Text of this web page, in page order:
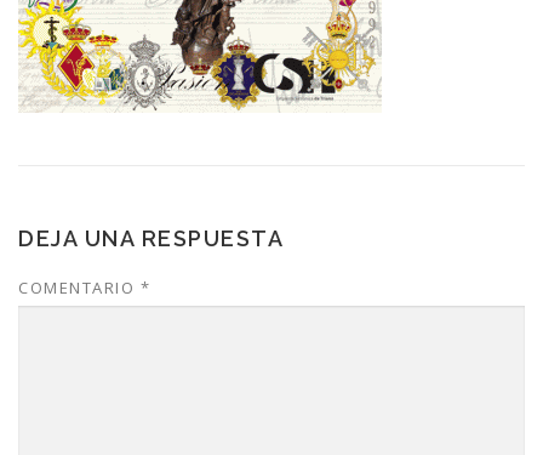
DEJA UNA RESPUESTA
COMENTARIO *